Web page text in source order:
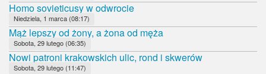
Homo sovieticusy w odwrocie
Niedziela, 1 marca (08:17)
Mąż lepszy od żony, a żona od męża
Sobota, 29 lutego (06:35)
Nowi patroni krakowskich ulic, rond i skwerów
Sobota, 29 lutego (11:47)